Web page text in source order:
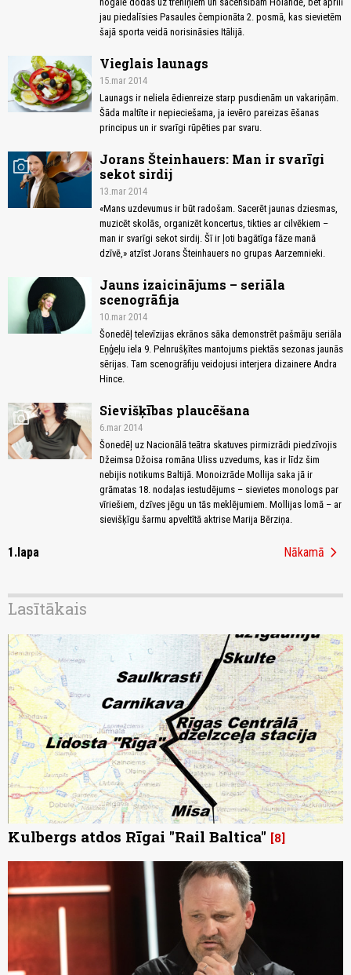
jau piedalīsies Pasaules čempionāta 2. posmā, kas sievietēm
šajā sporta veidā norisināsies Itālijā.
Vieglais launags
15.mar 2014
Launags ir neliela ēdienreize starp pusdienām un vakariņām.
Šāda maltīte ir nepieciešama, ja ievēro pareizas ēšanas
principus un ir svarīgi rūpēties par svaru.
photo_camera
Jorans Šteinhauers: Man ir svarīgi
sekot sirdij
13.mar 2014
«Mans uzdevumus ir būt radošam. Sacerēt jaunas dziesmas,
muzicēt skolās, organizēt koncertus, tikties ar cilvēkiem –
man ir svarīgi sekot sirdij. Šī ir ļoti bagātīga fāze manā
dzīvē,» atzīst Jorans Šteinhauers no grupas Aarzemnieki.
Jauns izaicinājums – seriāla
scenogrāfija
10.mar 2014
Šonedēļ televīzijas ekrānos sāka demonstrēt pašmāju seriāla
Eņģeļu iela 9. Pelnrušķītes mantojums piektās sezonas jaunās
sērijas. Tam scenogrāfiju veidojusi interjera dizainere Andra
Hince.
photo_camera Sievišķības plaucēšana
6.mar 2014
Šonedēļ uz Nacionālā teātra skatuves pirmizrādi piedzīvojis
Džeimsa Džoisa romāna Uliss uzvedums, kas ir līdz šim
nebijis notikums Baltijā. Monoizrāde Mollija saka jā ir
grāmatas 18. nodaļas iestudējums – sievietes monologs par
vīriešiem, dzīves jēgu un tās meklējumiem. Mollijas lomā – ar
sievišķīgu šarmu apveltītā aktrise Marija Bērziņa.
1.lapa Nākamā chevron_right
Lasītākais
Kulbergs atdos Rīgai "Rail Baltica" 8